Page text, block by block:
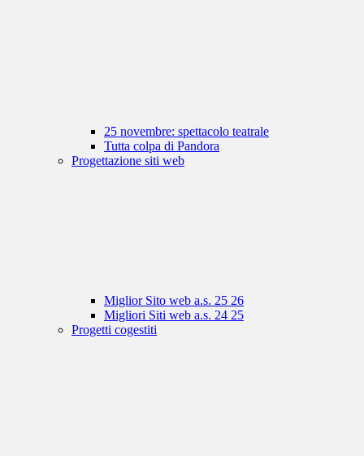
25 novembre: spettacolo teatrale
Tutta colpa di Pandora
Progettazione siti web
Miglior Sito web a.s. 25 26
Migliori Siti web a.s. 24 25
Progetti cogestiti